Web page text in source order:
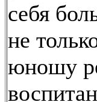
себя
не
юношу